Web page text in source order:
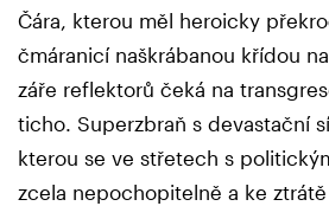
Čára, kterou měl heroicky
čmáranicí naškrábanou křídou
záře reflektorů čeká na
ticho. Superzbraň s devastační
kterou se ve střetech s
zcela nepochopitelně a ke